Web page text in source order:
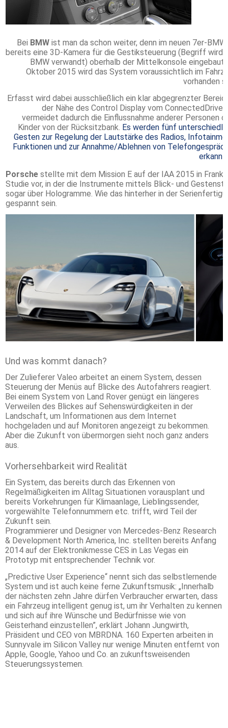
Bei BMW ist man da schon weiter, denn im neuen 7er-
bereits eine 3D-Kamera für die Gestiksteuerung (Begriff wird
BMW verwandt) oberhalb der Mittelkonsole eingebaut.
Oktober 2015 wird das System voraussichtlich im
vorhanden
Erfasst wird dabei ausschließlich ein klar abgegrenzter
der Nähe des Control Display vom ConnectedDrive
vermeidet dadurch die Einflussnahme anderer Personen
Kinder von der Rücksitzbank. Es werden fünf
Gesten zur Regelung der Lautstärke des Radios,
Funktionen und zur Annahme/Ablehnen von
Porsche stellte mit dem Mission E auf der IAA 2015 in
Studie vor, in der die Instrumente mittels Blick- und
sogar über Hologramme. Wie das hinterher in der
gespannt sein.
Und was kommt danach?
Der Zulieferer Valeo arbeitet an einem System, dessen
Steuerung der Menüs auf Blicke des Autofahrers reagiert.
Bei einem System von Land Rover genügt ein längeres
Verweilen des Blickes auf Sehenswürdigkeiten in der
Landschaft, um Informationen aus dem Internet
hochgeladen und auf Monitoren angezeigt zu bekommen.
Aber die Zukunft von übermorgen sieht noch ganz anders
aus.
Vorhersehbarkeit wird Realität
Ein System, das bereits durch das Erkennen von
Regelmäßigkeiten im Alltag Situationen vorausplant und
bereits Vorkehrungen für Klimaanlage, Lieblingssender,
vorgewählte Telefonnummern etc. trifft, wird Teil der
Zukunft sein.
Programmierer und Designer von Mercedes-Benz Research
& Development North America, Inc. stellten bereits Anfang
2014 auf der Elektronikmesse CES in Las Vegas ein
Prototyp mit entsprechender Technik vor.
„Predictive User Experience“ nennt sich das selbstlernende
System und ist auch keine ferne Zukunftsmusik: „Innerhalb
der nächsten zehn Jahre dürfen Verbraucher erwarten, dass
ein Fahrzeug intelligent genug ist, um ihr Verhalten zu kennen
und sich auf ihre Wünsche und Bedürfnisse wie von
Geisterhand einzustellen”, erklärt Johann Jungwirth,
Präsident und CEO von MBRDNA. 160 Experten arbeiten in
Sunnyvale im Silicon Valley nur wenige Minuten entfernt von
Apple, Google, Yahoo und Co. an zukunftsweisenden
Steuerungssystemen.